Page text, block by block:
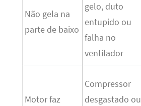
Não gela na
parte de baixo
gelo, duto
entupido ou
falha no
ventilador
Motor faz
Compressor
desgastado ou